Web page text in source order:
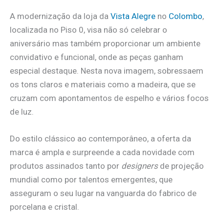
A modernização da loja da Vista Alegre no Colombo,
localizada no Piso 0, visa não só celebrar o
aniversário mas também proporcionar um ambiente
convidativo e funcional, onde as peças ganham
especial destaque. Nesta nova imagem, sobressaem
os tons claros e materiais como a madeira, que se
cruzam com apontamentos de espelho e vários focos
de luz.
Do estilo clássico ao contemporâneo, a oferta da
marca é ampla e surpreende a cada novidade com
produtos assinados tanto por designersde projeção
mundial como por talentos emergentes, que
asseguram o seu lugar na vanguarda do fabrico de
porcelana e cristal.